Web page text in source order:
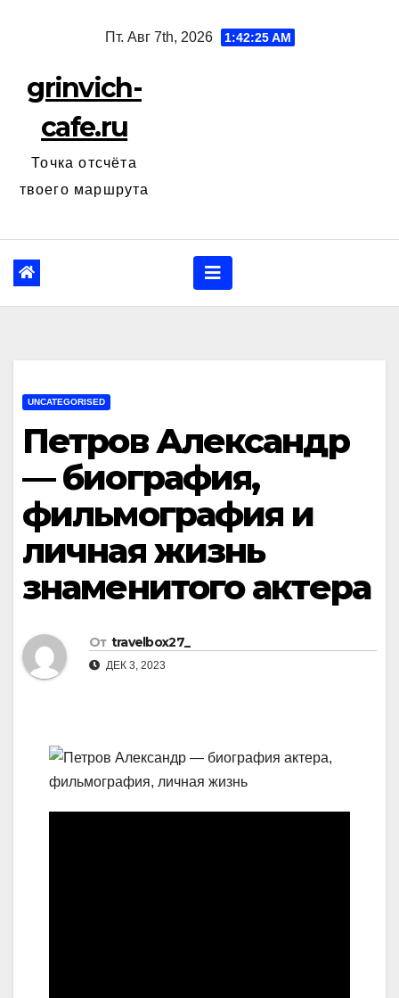
Пт. Авг 7th, 2026 1:42:26 AM
grinvich-
cafe.ru
Точка отсчёта
твоего маршрута
UNCATEGORISED
Петров Александр
— биография,
фильмография и
личная жизнь
знаменитого актера
От travelbox27_
ДЕК 3, 2023